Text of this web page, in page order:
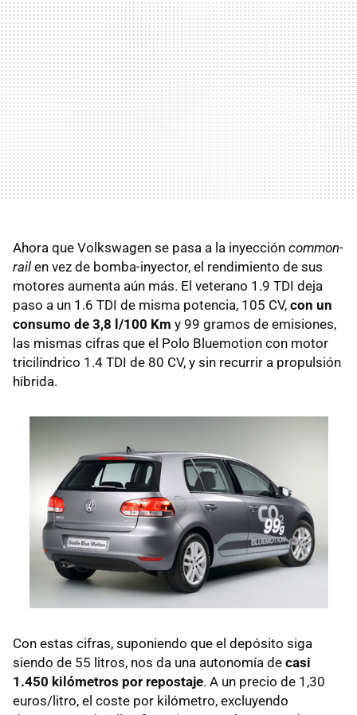
Ahora que Volkswagen se pasa a la inyección common-
rail en vez de bomba-inyector, el rendimiento de sus
motores aumenta aún más. El veterano 1.9 TDI deja
paso a un 1.6 TDI de misma potencia, 105 CV, con un
consumo de 3,8 l/100 Km y 99 gramos de emisiones,
las mismas cifras que el Polo Bluemotion con motor
tricilíndrico 1.4 TDI de 80 CV, y sin recurrir a propulsión
híbrida.
Con estas cifras, suponiendo que el depósito siga
siendo de 55 litros, nos da una autonomía de casi
1.450 kilómetros por repostaje. A un precio de 1,30
euros/litro, el coste por kilómetro, excluyendo